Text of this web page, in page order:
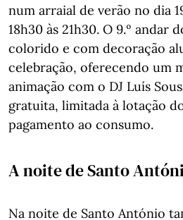
num arraial de verão no dia
18h30 às 21h30. O 9.º andar
colorido e com decoração
celebração, oferecendo um
animação com o DJ Luís
gratuita, limitada à lotação
pagamento ao consumo.
A noite de Santo
Na noite de Santo António